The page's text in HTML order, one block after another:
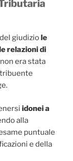
giudiziole
relazioni di
era stata
idonei a
alla
puntuale
e della